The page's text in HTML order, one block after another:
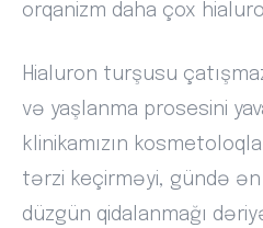
orqanizm daha çox
Hialuron turşusu
və yaşlanma prosesini
klinikamızın
tərzi keçirməyi, gündə ən
düzgün qidalanmağı